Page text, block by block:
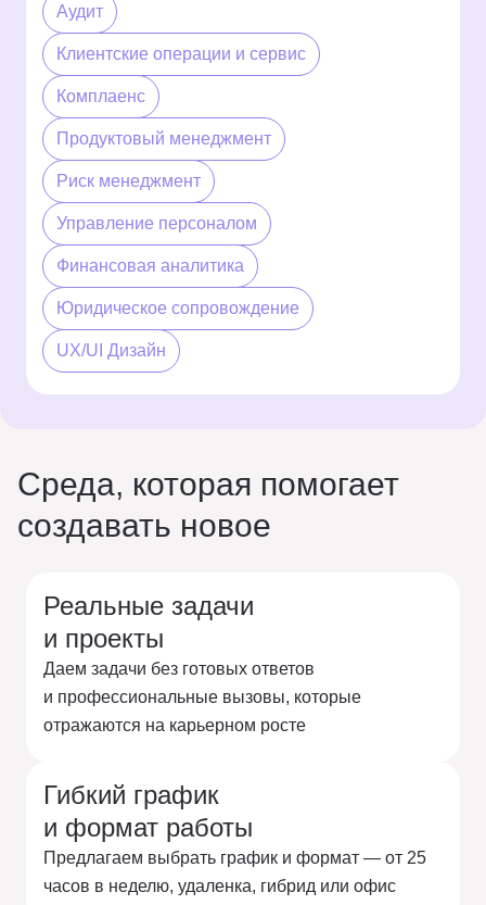
Аудит
Клиентские операции и сервис
Комплаенс
Продуктовый менеджмент
Риск менеджмент
Управление персоналом
Финансовая аналитика
Юридическое сопровождение
UX/UI Дизайн
Среда, которая помогает
создавать новое
Реальные задачи
и проекты
Даем задачи без готовых ответов
и профессиональные вызовы, которые
отражаются на карьерном росте
Гибкий график
и формат работы
Предлагаем выбрать график и формат — от 25
часов в неделю, удаленка, гибрид или офис